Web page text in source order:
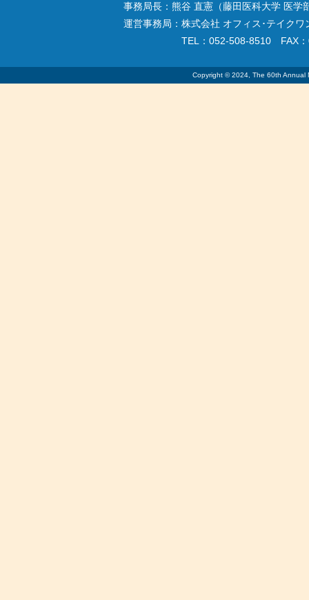
事務局長：熊谷 直憲（藤田医科大学 医学
運営事務局：株式会社 オフィス･テイク
TEL：052-508-8510 FAX
Copyright © 2024, The 60th Annual